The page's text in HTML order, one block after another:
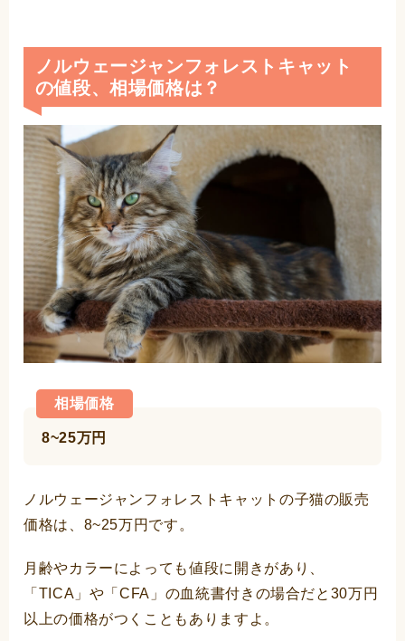
ノルウェージャンフォレストキャット
の値段、相場価格は？
相場価格
8~25万円
ノルウェージャンフォレストキャットの子猫の販売
価格は、8~25万円です。
月齢やカラーによっても値段に開きがあり、
「TICA」や「CFA」の血統書付きの場合だと30万円
以上の価格がつくこともありますよ。